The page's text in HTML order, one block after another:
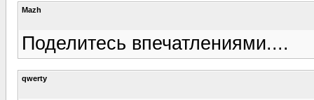
Mazh
Поделитесь впечатлениями....
qwerty